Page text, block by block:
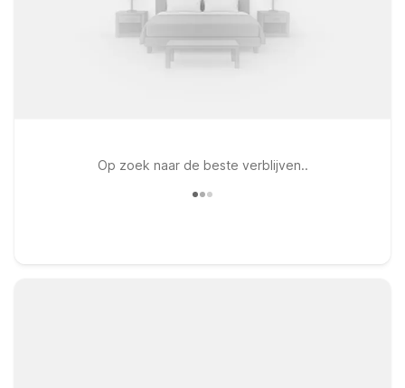
Op zoek naar de beste verblijven..